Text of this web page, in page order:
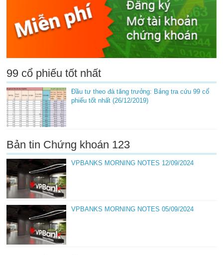
99 cổ phiếu tốt nhất
Đầu tư theo đà tăng trưởng: Bảng tra cứu 99 cổ
phiếu tốt nhất (26/12/2019)
Bản tin Chứng khoán 123
VPBANKS MORNING NOTES 12/09/2024
VPBANKS MORNING NOTES 05/09/2024